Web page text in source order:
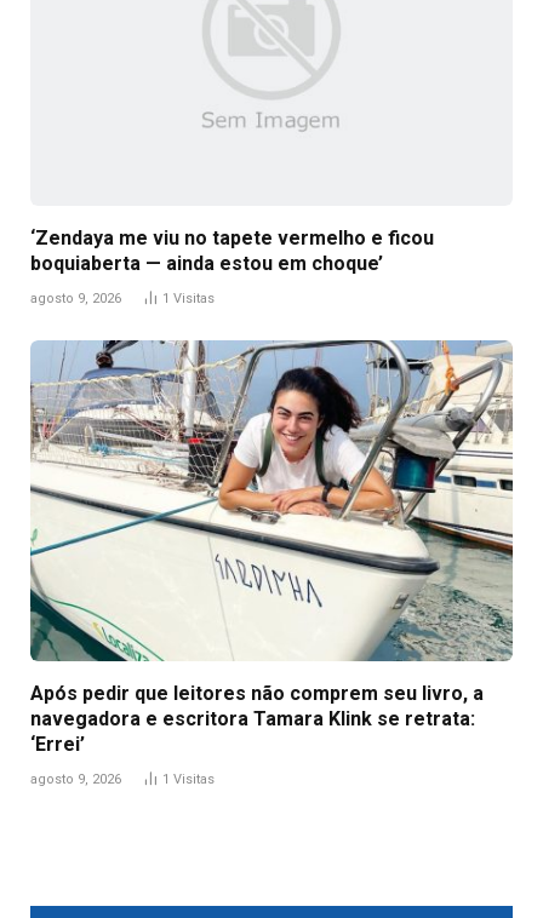
‘Zendaya me viu no tapete vermelho e ficou
boquiaberta — ainda estou em choque’
agosto 9, 2026 1 Visitas
Após pedir que leitores não comprem seu livro, a
navegadora e escritora Tamara Klink se retrata:
‘Errei’
agosto 9, 2026 1 Visitas